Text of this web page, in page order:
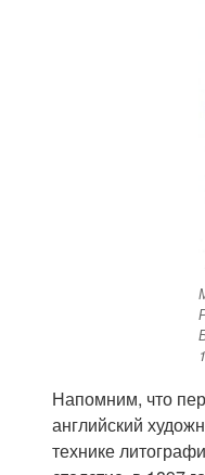
Напомним, что
английский
технике